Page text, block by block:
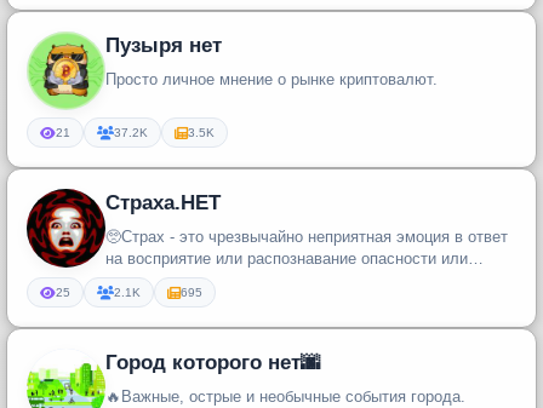
Пузыря нет
Просто личное мнение о рынке криптовалют.
21 37.2K 3.5K
Страха.НЕТ
🥺Страх - это чрезвычайно неприятная эмоция в ответ
на восприятие или распознавание опасности или
угрозы.Мы научим вас ре...
25 2.1K 695
Город которого нет🌆
🔥Важные, острые и необычные события города.